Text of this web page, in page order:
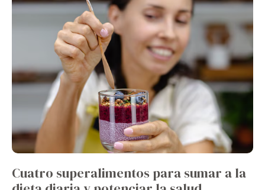
Cuatro superalimentos para sumar a la